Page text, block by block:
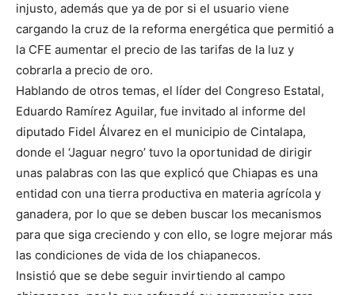
injusto, además que ya de por si el usuario viene
cargando la cruz de la reforma energética que permitió a
la CFE aumentar el precio de las tarifas de la luz y
cobrarla a precio de oro.
Hablando de otros temas, el líder del Congreso Estatal,
Eduardo Ramírez Aguilar, fue invitado al informe del
diputado Fidel Álvarez en el municipio de Cintalapa,
donde el ‘Jaguar negro’ tuvo la oportunidad de dirigir
unas palabras con las que explicó que Chiapas es una
entidad con una tierra productiva en materia agrícola y
ganadera, por lo que se deben buscar los mecanismos
para que siga creciendo y con ello, se logre mejorar más
las condiciones de vida de los chiapanecos.
Insistió que se debe seguir invirtiendo al campo